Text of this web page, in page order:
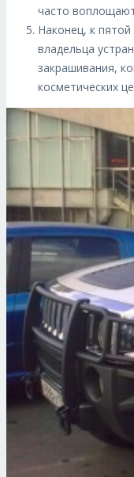
часто
Наконец, к
владельца
закрашивания,
косметических